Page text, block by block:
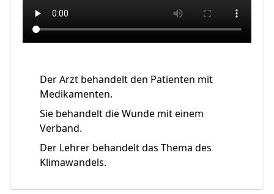
Der Arzt behandelt den Patienten mit
Medikamenten.
Sie behandelt die Wunde mit einem
Verband.
Der Lehrer behandelt das Thema des
Klimawandels.